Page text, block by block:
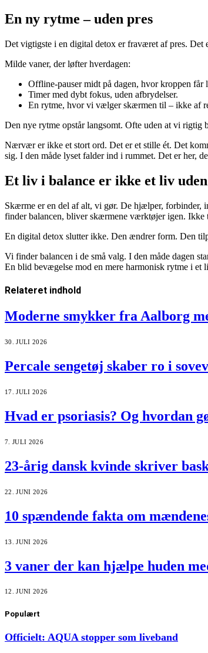
En ny rytme – uden pres
Det vigtigste i en digital detox er fraværet af pres.
Milde vaner, der løfter hverdagen:
Offline-pauser midt på dagen, hvor kroppen får
Timer med dybt fokus, uden afbrydelser.
En rytme, hvor vi vælger skærmen til – ikke af
Den nye rytme opstår langsomt. Ofte uden at vi rigtig
Nærvær er ikke et stort ord. Det er et stille ét. Det
sig. I den måde lyset falder ind i rummet. Det er her,
Et liv i balance er ikke et liv
Skærme er en del af alt, vi gør. De hjælper, forbinder,
finder balancen, bliver skærmene værktøjer igen. Ikke
En digital detox slutter ikke. Den ændrer form. Den
Vi finder balancen i de små valg. I den måde dagen
En blid bevægelse mod en mere harmonisk rytme i et
Relateret indhold
Moderne smykker fra Aalborg
30. JULI 2026
Percale sengetøj skaber ro i
17. JULI 2026
Hvad er psoriasis? Og hvordan
7. JULI 2026
23-årig dansk kvinde skriver
22. JUNI 2026
10 spændende fakta om
13. JUNI 2026
3 vaner der kan hjælpe huden
12. JUNI 2026
Populært
Officielt: AQUA stopper som liveband